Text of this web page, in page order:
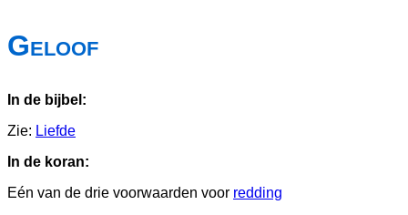
Geloof
In de bijbel:
Zie: Liefde
In de koran:
Eén van de drie voorwaarden voor redding